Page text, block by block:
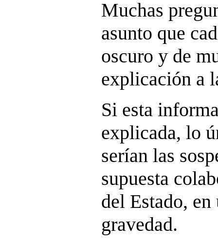
Muchas
asunto que
oscuro y de
explicación a
Si esta
explicada, lo
serían las
supuesta
del Estado, en
gravedad.